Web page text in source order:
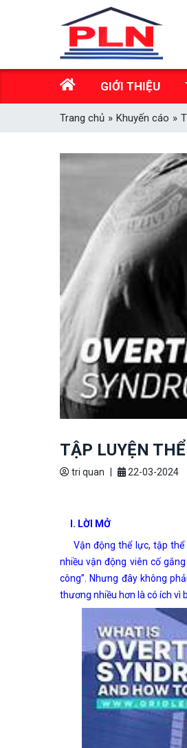
GIỚI THIỆU
Trang chủ » Khuyến cáo »
TẬP LUYỆN
tri quan 22-03-2024
I. LỜI MỞ
Vận động thể lực, tập thể
nhiều vận động viên cố
công”. Nhưng đây không
thương nhiều hơn là có ích vì